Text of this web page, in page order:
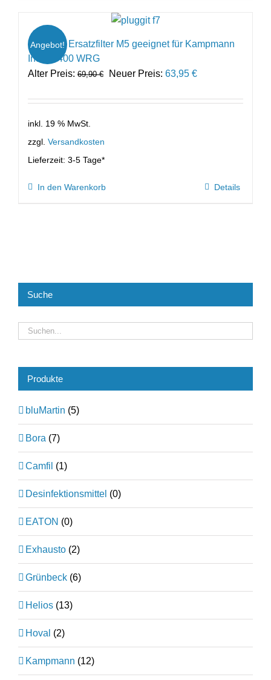
Angebot!
Spar-Set Ersatzfilter M5 geeignet für Kampmann
Indoor 400 WRG
Alter Preis: 69,90€
Ursprünglicher
war:
Neuer Preis: 63,95 €Aktueller
ist:
inkl. 19 % MwSt.
zzgl. Versandkosten
Lieferzeit: 3-5 Tage*
In den Warenkorb Details
Suche
Produkte
bluMartin (5)
Bora (7)
Camfil (1)
Desinfektionsmittel (0)
EATON (0)
Exhausto (2)
Grünbeck (6)
Helios (13)
Hoval (2)
Kampmann (12)